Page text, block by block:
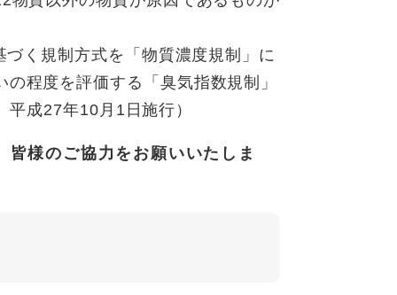
く規制方式を「物質濃度規制」に
程度を評価する「臭気指数規制」
成27年10月1日施行）
様のご協力をお願いいたしま